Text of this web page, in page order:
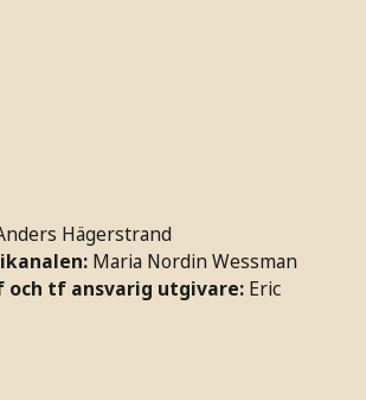
Hägerstrand
Maria Nordin Wessman
och tf ansvarig utgivare: Eric